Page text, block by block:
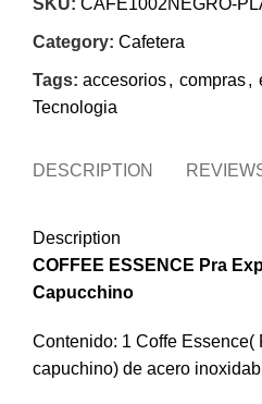
SKU: CAFE1002NEGRO-
Category: Cafetera
Tags: accesorios, compras,
Tecnologia
DESCRIPTION
Description
COFFEE ESSENCE Pra
Capucchino
Contenido: 1 Coffe Essence(
capuchino) de acero